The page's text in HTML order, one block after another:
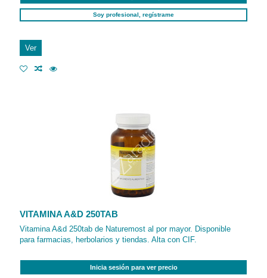
Soy profesional, regístrame
Ver
VITAMINA A&D 250TAB
Vitamina A&d 250tab de Naturemost al por mayor. Disponible
para farmacias, herbolarios y tiendas. Alta con CIF.
Inicia sesión para ver precio